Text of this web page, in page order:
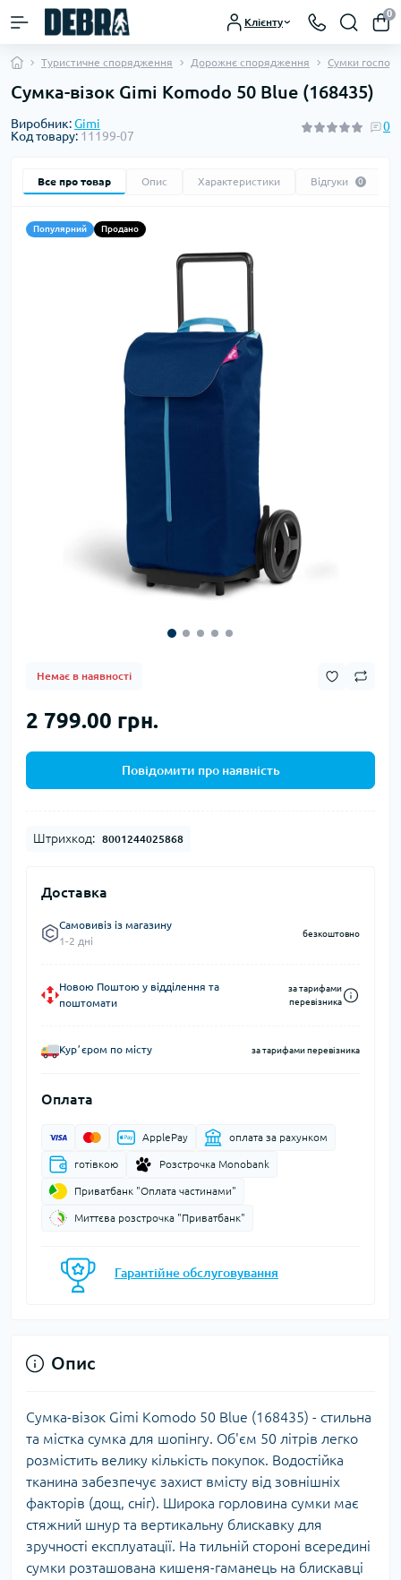
Клієнту
0
Туристичне спорядження Дорожнє спорядження Сумки
Сумка-візок Gimi Komodo 50 Blue (168435)
Виробник:Gimi
Код товару: 11199-07
0
Все про товар Опис Характеристики Відгуки 0
Популярний Продано
Немає в наявності
2 799.00 грн.
Повідомити про наявність
Штрихкод: 8001244025868
Доставка
Самовивіз із магазину
1-2 дні
безкоштовно
Новою Поштою у відділення та
поштомати
за тарифами
перевізника
Курʼєром по місту за тарифами перевізника
Оплата
ApplePay оплата за рахунком
готівкою Розстрочка Monobank
Приватбанк "Оплата частинами"
Миттєва розстрочка "Приватбанк"
Гарантійне обслуговування
Опис
Сумка-візок Gimi Komodo 50 Blue (168435) - стильна
та містка сумка для шопінгу. Об'єм 50 літрів легко
розмістить велику кількість покупок. Водостійка
тканина забезпечує захист вмісту від зовнішніх
факторів (дощ, сніг). Широка горловина сумки має
стяжний шнур та вертикальну блискавку для
зручності експлуатації. На тильній стороні всередині
сумки розташована кишеня-гаманець на блискавці